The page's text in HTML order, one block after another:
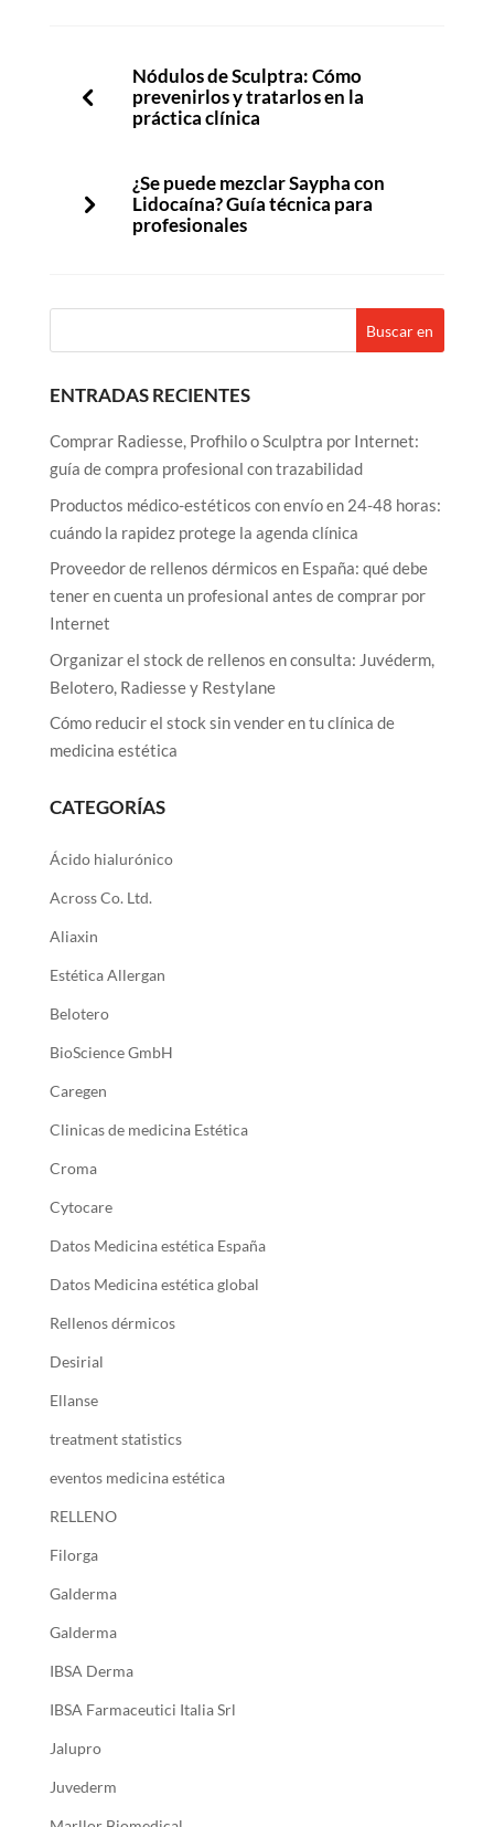
Nódulos de Sculptra: Cómo
prevenirlos y tratarlos en la
práctica clínica
¿Se puede mezclar Saypha con
Lidocaína? Guía técnica para
profesionales
ENTRADAS RECIENTES
Comprar Radiesse, Profhilo o Sculptra por Internet:
guía de compra profesional con trazabilidad
Productos médico-estéticos con envío en 24-48 horas:
cuándo la rapidez protege la agenda clínica
Proveedor de rellenos dérmicos en España: qué debe
tener en cuenta un profesional antes de comprar por
Internet
Organizar el stock de rellenos en consulta: Juvéderm,
Belotero, Radiesse y Restylane
Cómo reducir el stock sin vender en tu clínica de
medicina estética
CATEGORÍAS
Ácido hialurónico
Across Co. Ltd.
Aliaxin
Estética Allergan
Belotero
BioScience GmbH
Caregen
Clinicas de medicina Estética
Croma
Cytocare
Datos Medicina estética España
Datos Medicina estética global
Rellenos dérmicos
Desirial
Ellanse
treatment statistics
eventos medicina estética
RELLENO
Filorga
Galderma
Galderma
IBSA Derma
IBSA Farmaceutici Italia Srl
Jalupro
Juvederm